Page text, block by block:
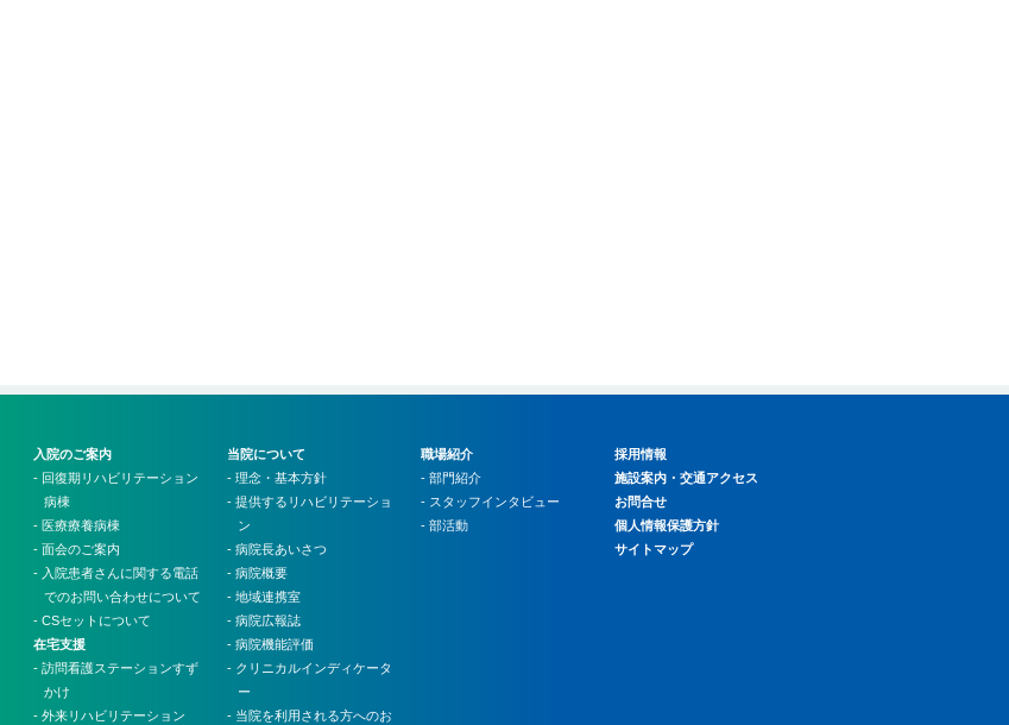
入院のご案内
- 回復期リハビリテーション
病棟
- 医療療養病棟
- 面会のご案内
- 入院患者さんに関する電話
でのお問い合わせについて
- CSセットについて
在宅支援
- 訪問看護ステーションすず
かけ
- 外来リハビリテーション
当院について
- 理念・基本方針
- 提供するリハビリテーショ
ン
- 病院長あいさつ
- 病院概要
- 地域連携室
- 病院広報誌
- 病院機能評価
- クリニカルインディケータ
ー
- 当院を利用される方へのお
職場紹介
- 部門紹介
- スタッフインタビュー
- 部活動
採用情報
施設案内・交通アクセス
お問合せ
個人情報保護方針
サイトマップ